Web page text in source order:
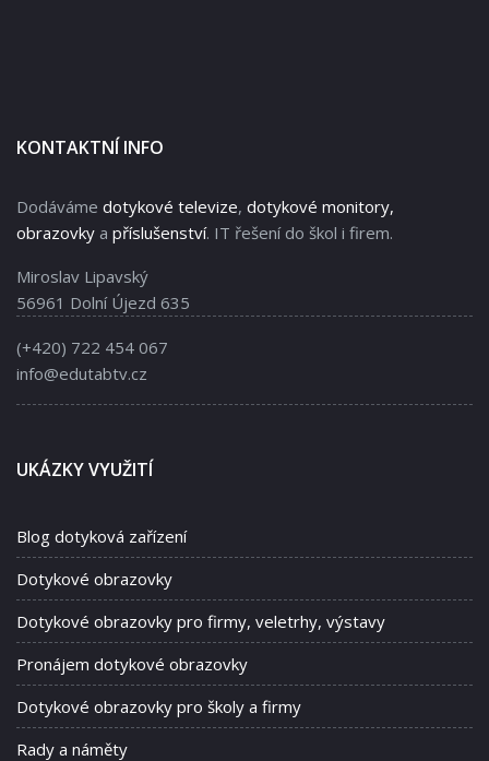
KONTAKTNÍ INFO
Dodáváme dotykové televize, dotykové monitory,
obrazovky a příslušenství. IT řešení do škol i firem.
Miroslav Lipavský
56961 Dolní Újezd 635
(+420) 722 454 067
info@edutabtv.cz
UKÁZKY VYUŽITÍ
Blog dotyková zařízení
Dotykové obrazovky
Dotykové obrazovky pro firmy, veletrhy, výstavy
Pronájem dotykové obrazovky
Dotykové obrazovky pro školy a firmy
Rady a náměty